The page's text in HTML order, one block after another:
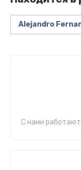
Alejandro
С нами